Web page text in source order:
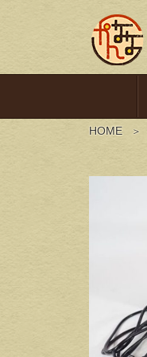
HOME